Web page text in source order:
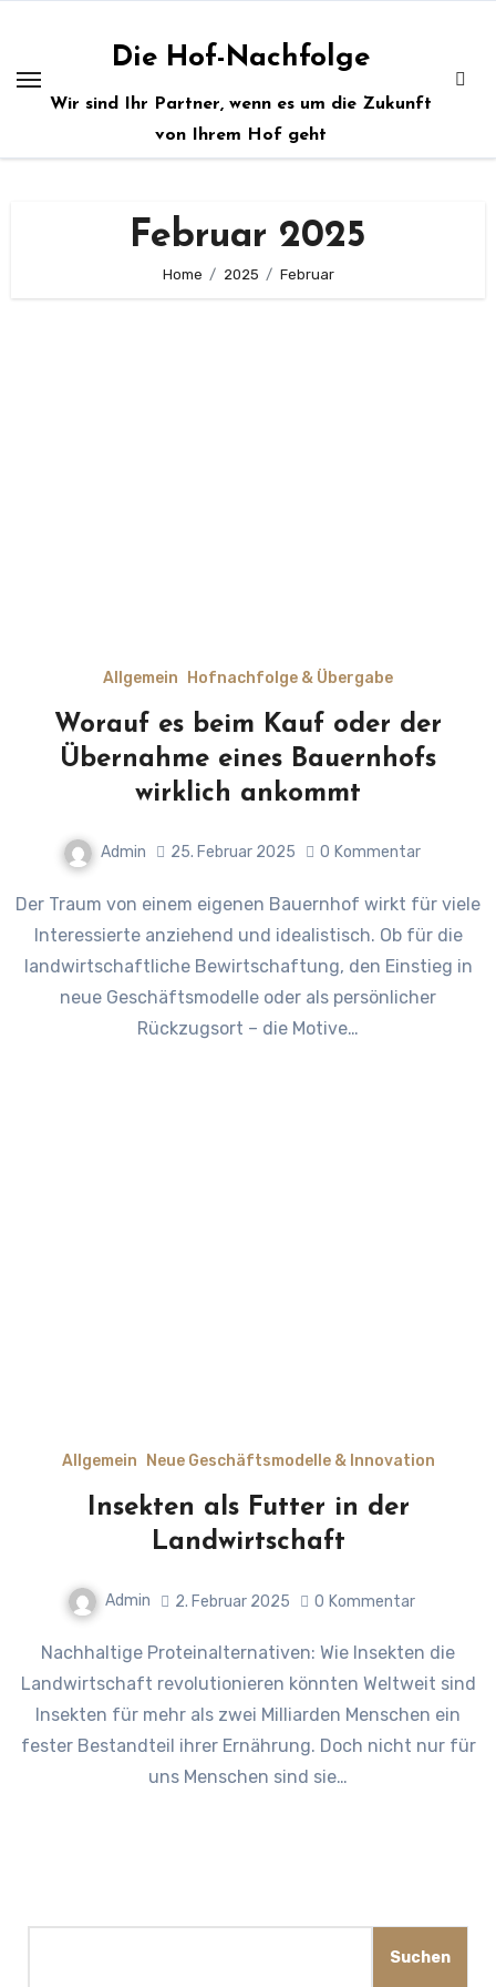
springen
Die Hof-Nachfolge
Wir sind Ihr Partner, wenn es um die Zukunft
von Ihrem Hof geht
Februar 2025
Home 2025 Februar
Allgemein Hofnachfolge & Übergabe
Worauf es beim Kauf oder der
Übernahme eines Bauernhofs
wirklich ankommt
Admin 25. Februar 2025 0 Kommentar
Der Traum von einem eigenen Bauernhof wirkt für viele
Interessierte anziehend und idealistisch. Ob für die
landwirtschaftliche Bewirtschaftung, den Einstieg in
neue Geschäftsmodelle oder als persönlicher
Rückzugsort – die Motive…
Allgemein Neue Geschäftsmodelle & Innovation
Insekten als Futter in der
Landwirtschaft
Admin 2. Februar 2025 0 Kommentar
Nachhaltige Proteinalternativen: Wie Insekten die
Landwirtschaft revolutionieren könnten Weltweit sind
Insekten für mehr als zwei Milliarden Menschen ein
fester Bestandteil ihrer Ernährung. Doch nicht nur für
uns Menschen sind sie…
Suchen